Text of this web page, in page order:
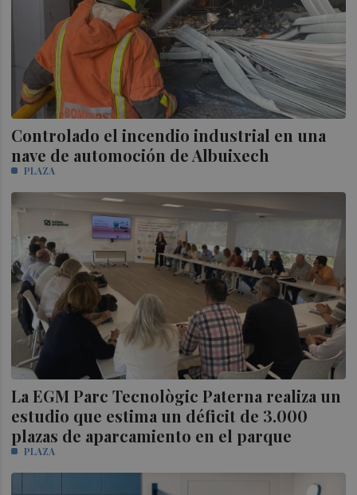
Controlado el incendio industrial en una
nave de automoción de Albuixech
PLAZA
La EGM Parc Tecnològic Paterna realiza un
estudio que estima un déficit de 3.000
plazas de aparcamiento en el parque
PLAZA